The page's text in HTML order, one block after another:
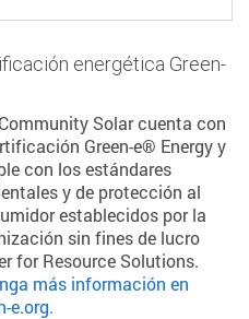
energética Green-
Solar cuenta con
Green-e® Energy y
con los estándares
y de protección al
establecidos por la
sin fines de lucro
for Resource Solutions.
más información en
e.org.